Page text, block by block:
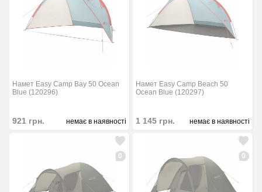
Намет Easy Camp Bay 50 Ocean
Blue (120296)
921 грн. немає в наявності
Намет Easy Camp Beach 50
Ocean Blue (120297)
1 145 грн. немає в наявності
0 0